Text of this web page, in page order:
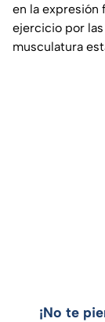
en la expresión
ejercicio por
musculatura
¡No te